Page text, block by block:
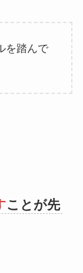
を踏んで
ことが先